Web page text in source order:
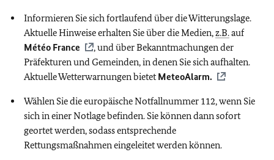
Informieren Sie sich fortlaufend über die Witterungslage.
Aktuelle Hinweise erhalten Sie über die Medien,z.B.auf
Météo France
, und über Bekanntmachungen der
Präfekturen und Gemeinden, in denen Sie sich aufhalten.
Aktuelle Wetterwarnungen bietetMeteoAlarm.
Wählen Sie die europäische Notfallnummer 112, wenn Sie
sich in einer Notlage befinden. Sie können dann sofort
geortet werden, sodass entsprechende
Rettungsmaßnahmen eingeleitet werden können.